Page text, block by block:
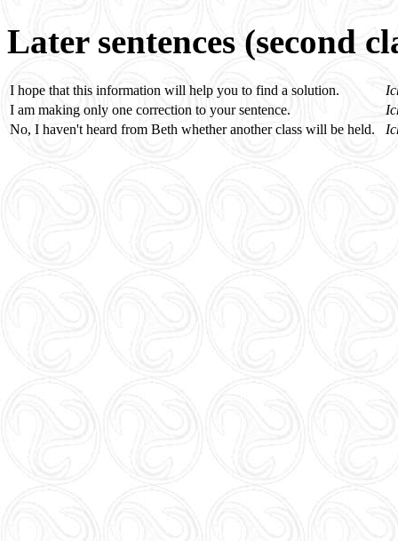
Later sentences (second
I hope that this information will help you to find a solution.
I am making only one correction to your sentence.
No, I haven't heard from Beth whether another class will be held.